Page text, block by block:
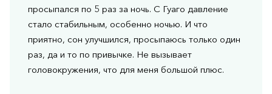
просыпался по 5 раз за ночь. С Гуаго давление
стало стабильным, особенно ночью. И что
приятно, сон улучшился, просыпаюсь только один
раз, да и то по привычке. Не вызывает
головокружения, что для меня большой плюс.